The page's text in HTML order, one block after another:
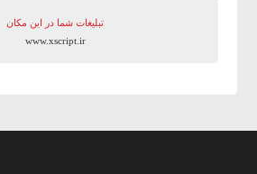
تبلیغات شما در این مکان
www.xscript.ir